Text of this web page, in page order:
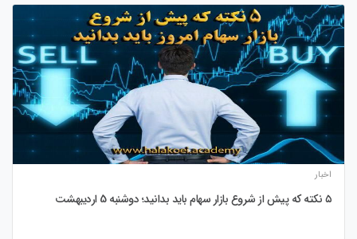
اخبار
۵ نکته که پیش از شروع بازار سهام باید بدانید؛ دوشنبه 5 اردیبهشت